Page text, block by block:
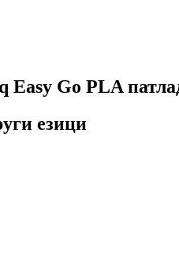
Easy Go PLA
езици